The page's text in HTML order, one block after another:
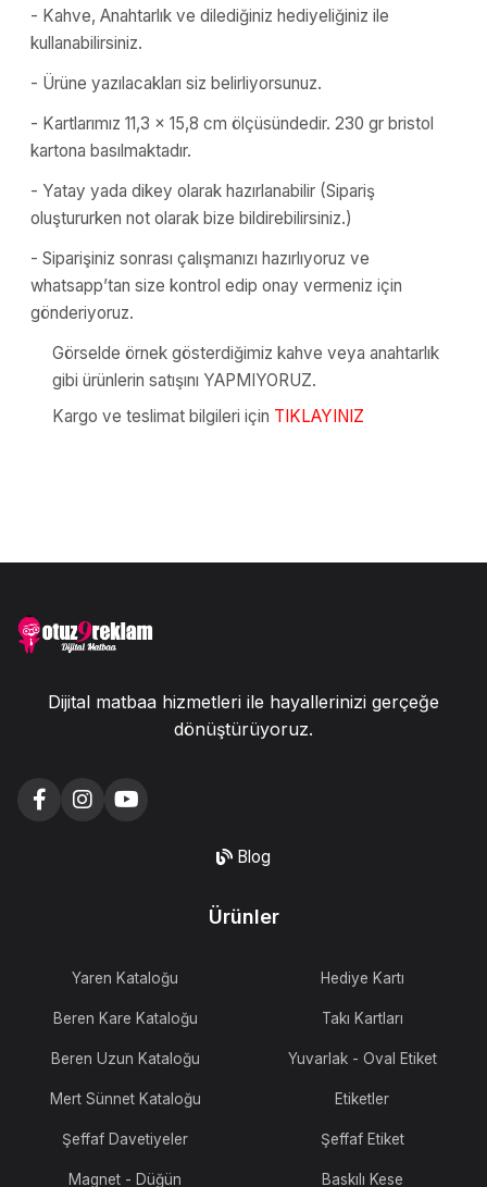
- Kahve, Anahtarlık ve dilediğiniz hediyeliğiniz ile
kullanabilirsiniz.
- Ürüne yazılacakları siz belirliyorsunuz.
- Kartlarımız 11,3 x 15,8 cm ölçüsündedir. 230 gr bristol
kartona basılmaktadır.
- Yatay yada dikey olarak hazırlanabilir (Sipariş
oluştururken not olarak bize bildirebilirsiniz.)
- Siparişiniz sonrası çalışmanızı hazırlıyoruz ve
whatsapp’tan size kontrol edip onay vermeniz için
gönderiyoruz.
Görselde örnek gösterdiğimiz kahve veya anahtarlık
gibi ürünlerin satışını YAPMIYORUZ.
Kargo ve teslimat bilgileri için TIKLAYINIZ
Dijital matbaa hizmetleri ile hayallerinizi gerçeğe
dönüştürüyoruz.
Blog
Ürünler
Yaren Kataloğu
Beren Kare Kataloğu
Beren Uzun Kataloğu
Mert Sünnet Kataloğu
Şeffaf Davetiyeler
Magnet - Düğün
Hediye Kartı
Takı Kartları
Yuvarlak - Oval Etiket
Etiketler
Şeffaf Etiket
Baskılı Kese